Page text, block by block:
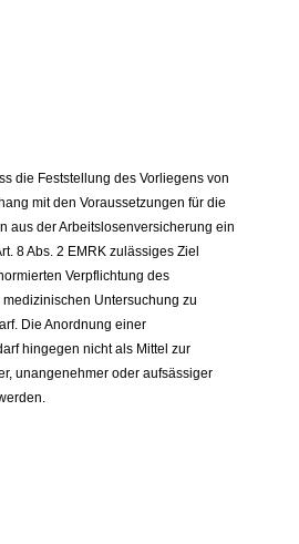
die Feststellung des Vorliegens von
mit den Voraussetzungen für die
aus der Arbeitslosenversicherung ein
8 Abs. 2 EMRK zulässiges Ziel
Verpflichtung des
Untersuchung zu
Die Anordnung einer
hingegen nicht als Mittel zur
unangenehmer oder aufsässiger